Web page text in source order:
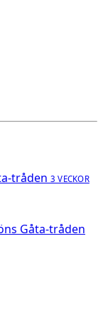
tråden 3 VECKOR
Gåta-tråden